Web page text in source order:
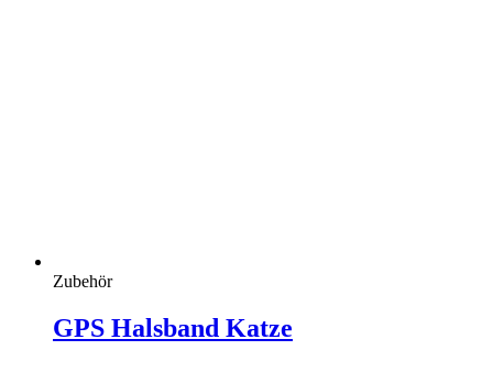
Zubehör
GPS Halsband Katze